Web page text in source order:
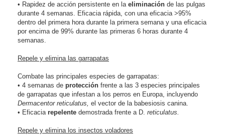
• Rapidez de acción persistente en la eliminación de las pulgas
durante 4 semanas. Eficacia rápida, con una eficacia >95%
dentro del primera hora durante la primera semana y una eficacia
por encima de 99% durante las primeras 6 horas durante 4
semanas.
Repele y elimina las garrapatas
Combate las principales especies de garrapatas:
• 4 semanas de protección frente a las 3 especies principales
de garrapatas que infestan a los perros en Europa, incluyendo
Dermacentor reticulatus, el vector de la babesiosis canina.
• Eficacia repelente demostrada frente a D. reticulatus.
Repele y elimina los insectos voladores